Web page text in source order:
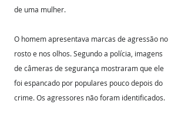
de uma mulher.
O homem apresentava marcas de agressão no
rosto e nos olhos. Segundo a polícia, imagens
de câmeras de segurança mostraram que ele
foi espancado por populares pouco depois do
crime. Os agressores não foram identificados.